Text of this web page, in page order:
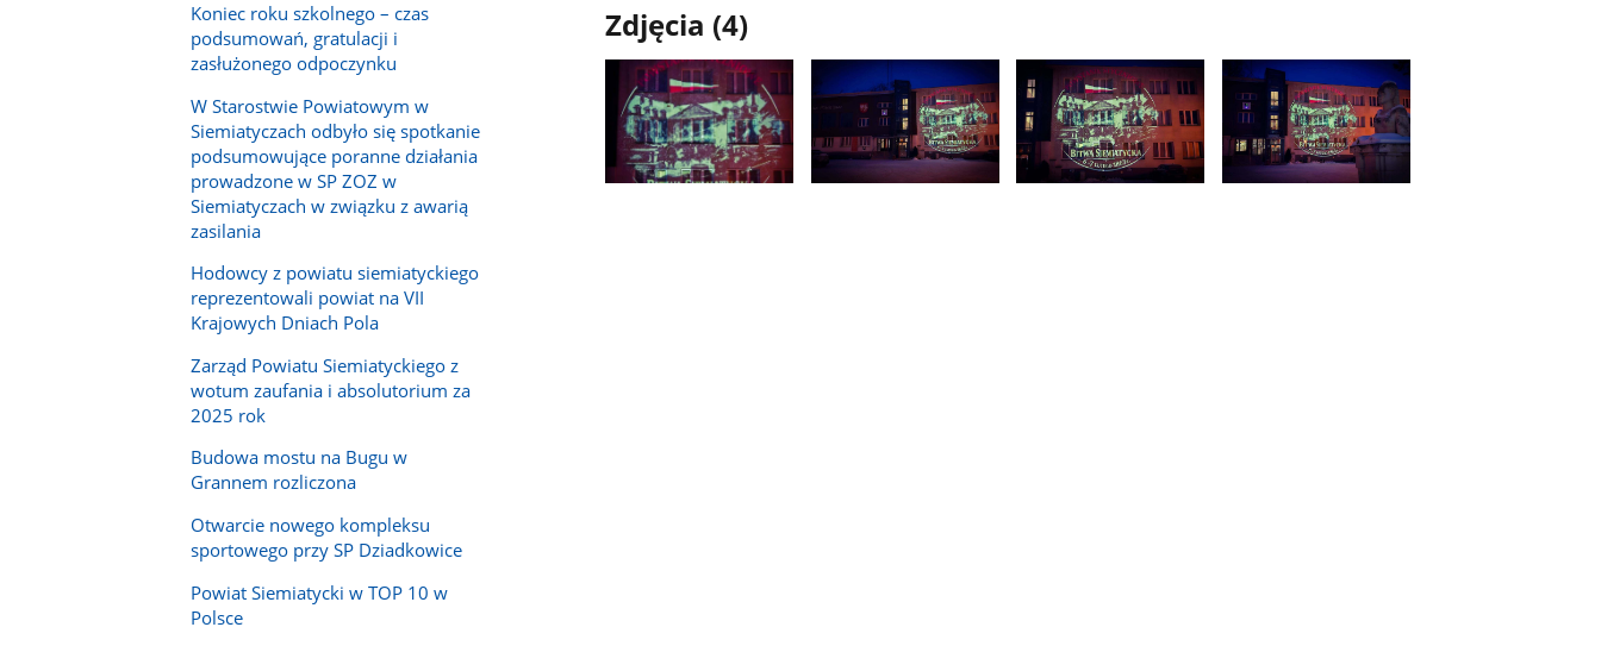
Koniec roku szkolnego – czas
podsumowań, gratulacji i
zasłużonego odpoczynku
W Starostwie Powiatowym w
Siemiatyczach odbyło się spotkanie
podsumowujące poranne działania
prowadzone w SP ZOZ w
Siemiatyczach w związku z awarią
zasilania
Hodowcy z powiatu siemiatyckiego
reprezentowali powiat na VII
Krajowych Dniach Pola
Zarząd Powiatu Siemiatyckiego z
wotum zaufania i absolutorium za
2025 rok
Budowa mostu na Bugu w
Grannem rozliczona
Otwarcie nowego kompleksu
sportowego przy SP Dziadkowice
Powiat Siemiatycki w TOP 10 w
Polsce
Zdjęcia (4)